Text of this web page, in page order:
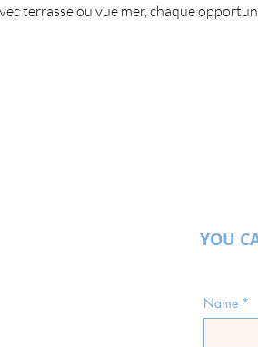
terrasse ou vue mer, chaque
YOU
Name *